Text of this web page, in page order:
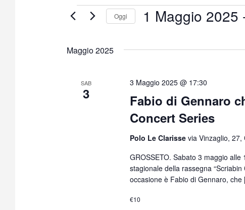
Oggi 1 Maggio 2025
z
o
n
l
a
d
a
Maggio 2025
SAB
3
Fabio di Gennaro
Concert Series
3 Maggio 2025 @ 17:30
Polo Le Clarissevia Vinzaglio, 27,
GROSSETO. Sabato 3 maggio alle
stagionale della rassegna
occasione è Fabio di Gennaro,
€10